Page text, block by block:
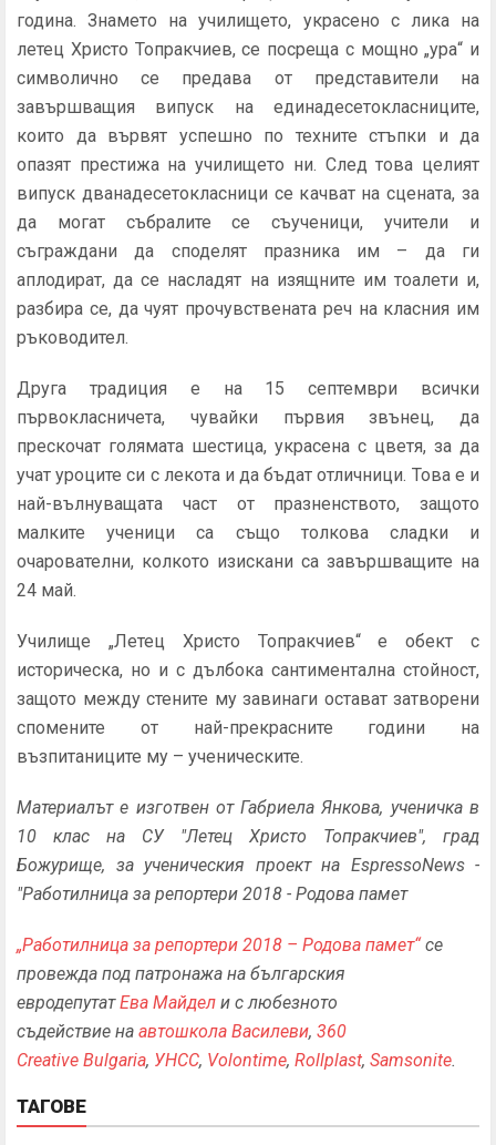
година. Знамето на училището, украсено с лика на
летец Христо Топракчиев, се посреща с мощно „ура“ и
символично се предава от представители на
завършващия випуск на единадесетокласниците,
които да вървят успешно по техните стъпки и да
опазят престижа на училището ни. След това целият
випуск дванадесетокласници се качват на сцената, за
да могат събралите се съученици, учители и
съграждани да споделят празника им – да ги
аплодират, да се насладят на изящните им тоалети и,
разбира се, да чуят прочувствената реч на класния им
ръководител.
Друга традиция е на 15 септември всички
първокласничета, чувайки първия звънец, да
прескочат голямата шестица, украсена с цветя, за да
учат уроците си с лекота и да бъдат отличници. Това е и
най-вълнуващата част от празненството, защото
малките ученици са също толкова сладки и
очарователни, колкото изискани са завършващите на
24 май.
Училище „Летец Христо Топракчиев“ е обект с
историческа, но и с дълбока сантиментална стойност,
защото между стените му завинаги остават затворени
спомените от най-прекрасните години на
възпитаниците му – ученическите.
Мaтериалът е изготвен от Габриела Янкова, ученичка в
10 клас на СУ "Летец Христо Топракчиев", град
Божурище, за ученическия проект на EspressoNews -
"Работилница за репортери 2018 - Родова памет
„Работилница за репортери 2018 – Родова памет“се
провежда под патронажа на българския
евродепутатЕва Майдел и с любезното
съдействие на автошкола Василеви, 360
Creative Bulgaria, УНСС, Volontime, Rollplast, Samsonite.
ТАГОВЕ